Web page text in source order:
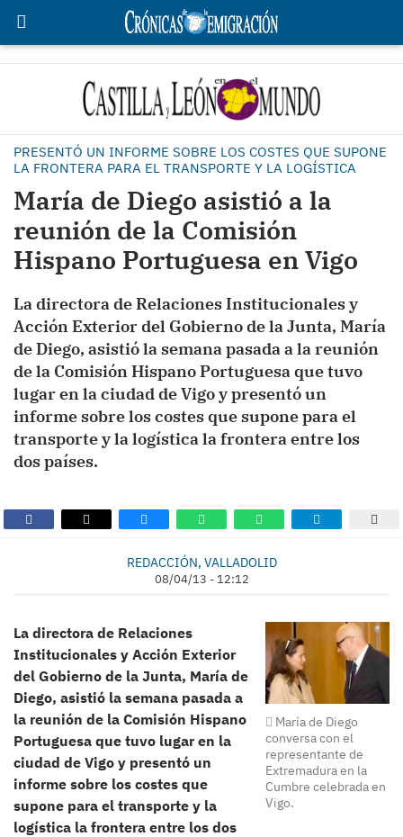
PRESENTÓ UN INFORME SOBRE LOS COSTES QUE SUPONE
LA FRONTERA PARA EL TRANSPORTE Y LA LOGÍSTICA
María de Diego asistió a la
reunión de la Comisión
Hispano Portuguesa en Vigo
La directora de Relaciones Institucionales y
Acción Exterior del Gobierno de la Junta, María
de Diego, asistió la semana pasada a la reunión
de la Comisión Hispano Portuguesa que tuvo
lugar en la ciudad de Vigo y presentó un
informe sobre los costes que supone para el
transporte y la logística la frontera entre los
dos países.
REDACCIÓN, VALLADOLID
08/04/13 - 12:12
María de Diego
conversa con el
representante de
Extremadura en la
Cumbre celebrada en
Vigo.
La directora de Relaciones
Institucionales y Acción Exterior
del Gobierno de la Junta, María de
Diego, asistió la semana pasada a
la reunión de la Comisión Hispano
Portuguesa que tuvo lugar en la
ciudad de Vigo y presentó un
informe sobre los costes que
supone para el transporte y la
logística la frontera entre los dos